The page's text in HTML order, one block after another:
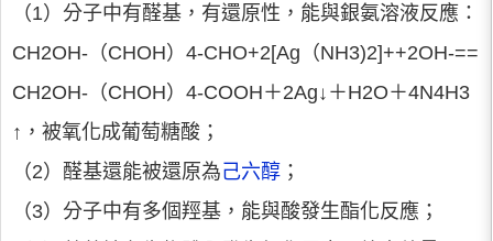
（1）分子中有醛基，有還原性，能與銀氨溶液反應：
CH2OH-（CHOH）4-CHO+2[Ag（NH3)2]++2OH-==
CH2OH-（CHOH）4-COOH＋2Ag↓＋H2O＋4N4H3
↑，被氧化成葡萄糖酸；
（2）醛基還能被還原為己六醇 ；
（3）分子中有多個羥基，能與酸發生酯化反應；